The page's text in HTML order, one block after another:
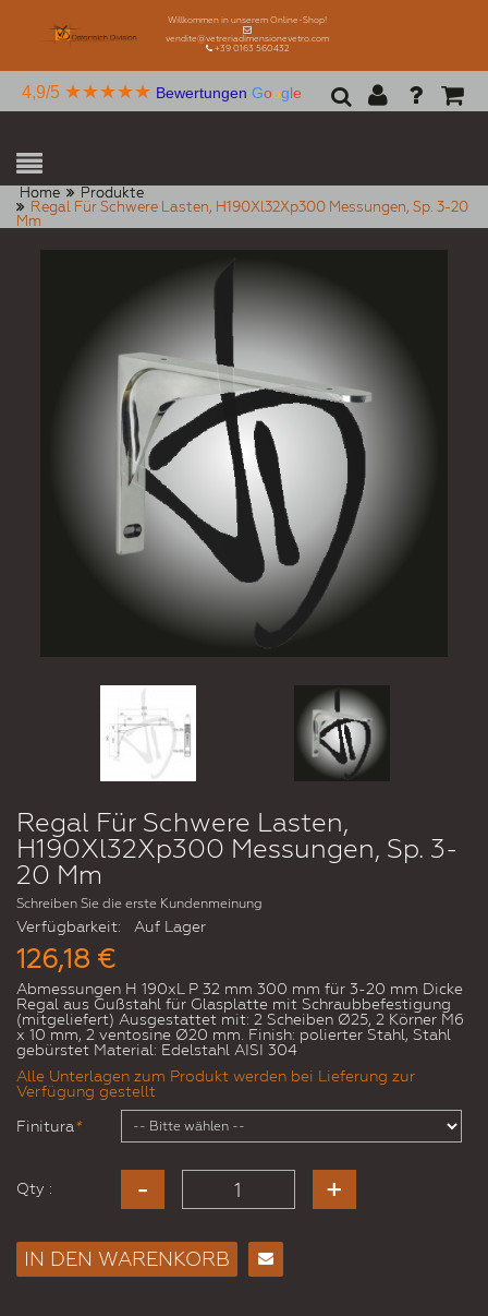
Willkommen in unserem Online-Shop!
vendite@vetreriadimensionevetro.com
+39 0163 560432
4,9/5 ★★★★★ Bewertungen Google
Home
Produkte
Regal Für Schwere Lasten, H190Xl32Xp300 Messungen, Sp. 3-20
Mm
Regal Für Schwere Lasten,
H190Xl32Xp300 Messungen, Sp. 3-
20 Mm
Schreiben Sie die erste Kundenmeinung
Verfügbarkeit: Auf Lager
126,18 €
Abmessungen H 190xL P 32 mm 300 mm für 3-20 mm Dicke
Regal aus Gußstahl für Glasplatte mit Schraubbefestigung
(mitgeliefert) Ausgestattet mit: 2 Scheiben Ø25, 2 Körner M6
x 10 mm, 2 ventosine Ø20 mm. Finish: polierter Stahl, Stahl
gebürstet Material: Edelstahl AISI 304
Alle Unterlagen zum Produkt werden bei Lieferung zur
Verfügung gestellt
*
Finitura
Qty :
IN DEN WARENKORB